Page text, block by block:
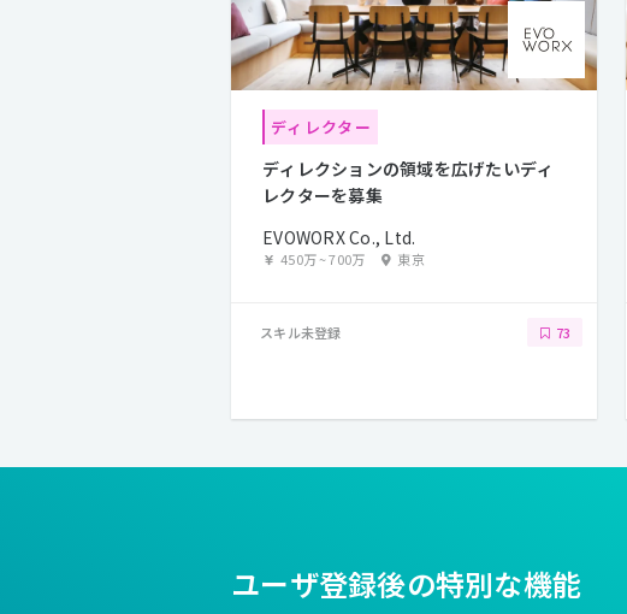
ディレクター
ディレクションの領域を広げたいディ
レクターを募集
EVOWORX Co., Ltd.
450万~700万 東京
スキル未登録 73
ユーザ登録後の特別な機能